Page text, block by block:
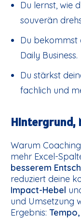
Du lernst, wie
souverän
Du bekommst
Daily Business.
Du stärkst
fachlich und
Hintergrund,
Warum
mehr Excel-
besserem
reduziert deine
Impact-Hebel
und Umsetzung
Ergebnis: